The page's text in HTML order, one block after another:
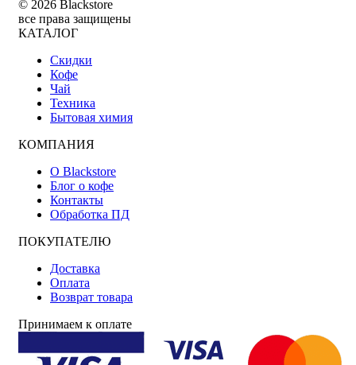
© 2026 Blackstore
все права защищены
КАТАЛОГ
Скидки
Кофе
Чай
Техника
Бытовая химия
КОМПАНИЯ
О Blackstore
Блог о кофе
Контакты
Обработка ПД
ПОКУПАТЕЛЮ
Доставка
Оплата
Возврат товара
Принимаем к оплате